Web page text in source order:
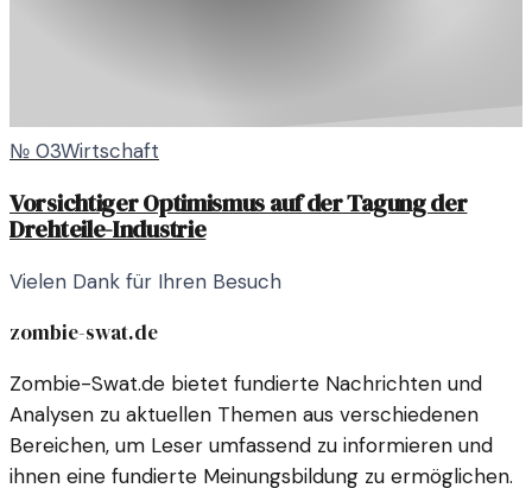
№ 03Wirtschaft
Vorsichtiger Optimismus auf der Tagung der
Drehteile-Industrie
Vielen Dank für Ihren Besuch
zombie-swat.de
Zombie-Swat.de bietet fundierte Nachrichten und
Analysen zu aktuellen Themen aus verschiedenen
Bereichen, um Leser umfassend zu informieren und
ihnen eine fundierte Meinungsbildung zu ermöglichen.